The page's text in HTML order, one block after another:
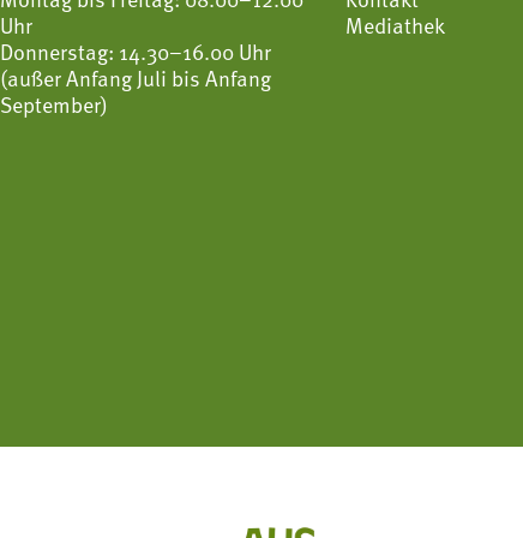
Uhr
Donnerstag: 14.30–16.00 Uhr
(außer Anfang Juli bis Anfang
September)
Mediathek